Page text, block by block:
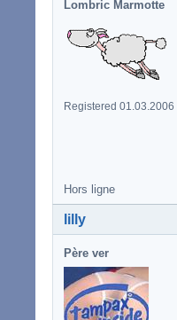
Lombric Marmotte
Registered 01.03.2006
Hors ligne
lilly
Père ver